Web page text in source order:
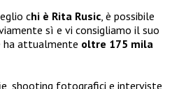
chi è Rita Rusic, è possibile
sì e vi consigliamo il suo
ha attualmente oltre 175 mila
shooting fotografici e interviste